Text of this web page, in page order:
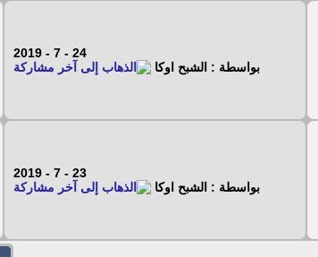
24 - 7 - 2019
بواسطة : الشبح اوكا
23 - 7 - 2019
بواسطة : الشبح اوكا